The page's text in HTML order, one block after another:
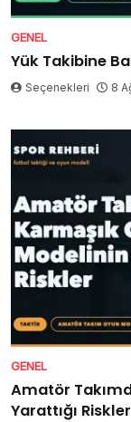
GENEL
Yük Takibine
Seçenekleri 8
GENEL
Amatör
Yarattığı Riskler